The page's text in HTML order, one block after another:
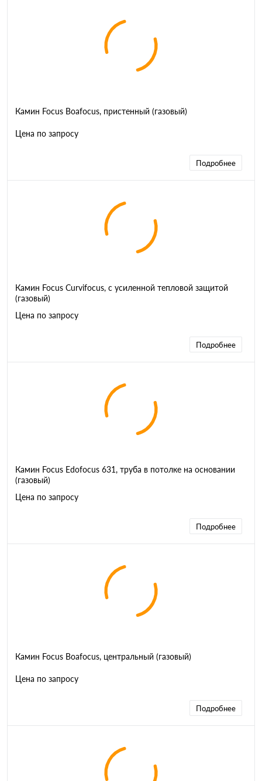
Камин Focus Boafocus, пристенный (газовый)
Цена по запросу
Подробнее
Камин Focus Curvifocus, с усиленной тепловой защитой
(газовый)
Цена по запросу
Подробнее
Камин Focus Edofocus 631, труба в потолке на основании
(газовый)
Цена по запросу
Подробнее
Камин Focus Boafocus, центральный (газовый)
Цена по запросу
Подробнее